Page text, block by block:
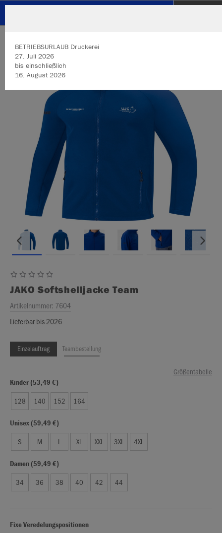
JAKO Softshelljacke Team
Artikelnummer: 7604
Lieferbar bis 2026
Einzelauftrag Teambestellung
Größentabelle
Kinder (53,49 €)
128 140 152 164
Unisex (59,49 €)
S M L XL XXL 3XL 4XL
Damen (59,49 €)
34 36 38 40 42 44
Fixe Veredelungspositionen
BETRIEBSURLAUB Druckerei
27. Juli 2026
bis einschließlich
16. August 2026​​​​​​​